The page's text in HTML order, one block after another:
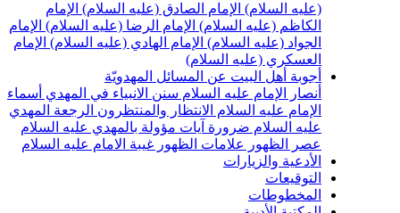
الإمام الصادق (عليه السلام) الإمام
(عليه السلام) الإمام الرضا (عليه السلام) الإمام
(عليه السلام) الإمام الهادي (عليه السلام) الإمام
(عليه السلام)
أهل البيت عن المسائل المهدويّة
الإمام عليه السلامسنن الانبياء في المهديأسماء
عليه السلامالانتظار والمنتظرونالرجعةالمهدي
السلام ضرورة آيات مؤولة بالمهدي عليه السلام
علامات الظهورغيبة الامام عليه السلام
والزيارات